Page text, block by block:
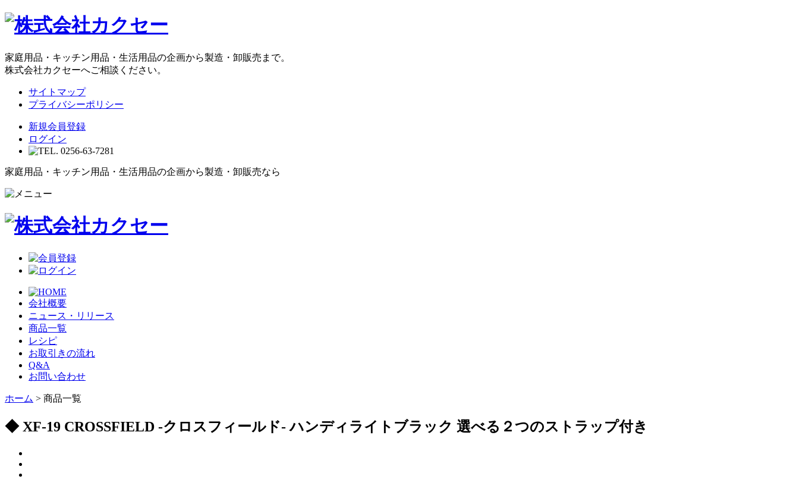
家庭用品・キッチン用品・生活用品の企画から製造・卸販売まで。
株式会社カクセーへご相談ください。
サイトマップ
プライバシーポリシー
新規会員登録
ログイン
家庭用品・キッチン用品・生活用品の企画から製造・卸販売なら
会社概要
ニュース・リリース
商品一覧
レシピ
お取引きの流れ
Q&A
お問い合わせ
ホーム > 商品一覧
◆ XF-19 CROSSFIELD -クロスフィールド- ハンディライトブラック 選べる２つのストラップ付き